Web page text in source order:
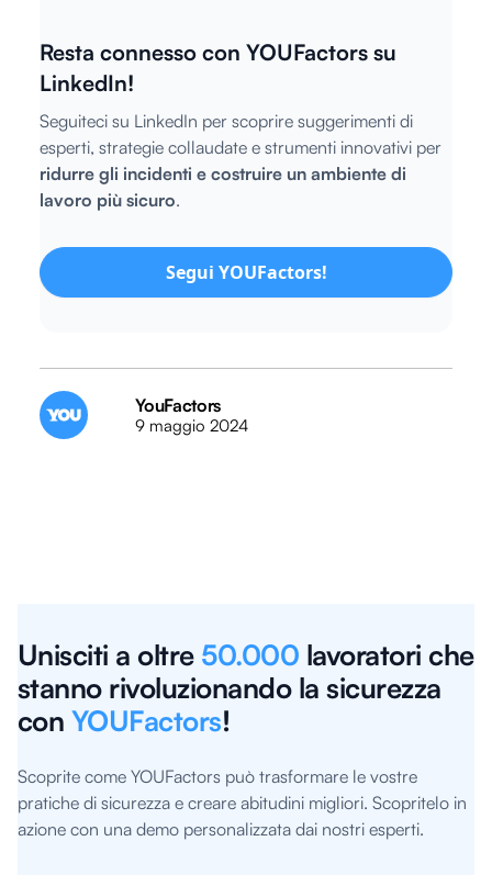
Resta connesso con YOUFactors su
LinkedIn!
Seguiteci su LinkedIn per scoprire suggerimenti di
esperti, strategie collaudate e strumenti innovativi per
ridurre gli incidenti e costruire un ambiente di
lavoro più sicuro.
Segui YOUFactors!
YouFactors
9 maggio 2024
Unisciti a oltre 50.000 lavoratori che
stanno rivoluzionando la sicurezza
con YOUFactors!
Scoprite come YOUFactors può trasformare le vostre
pratiche di sicurezza e creare abitudini migliori. Scopritelo in
azione con una demo personalizzata dai nostri esperti.